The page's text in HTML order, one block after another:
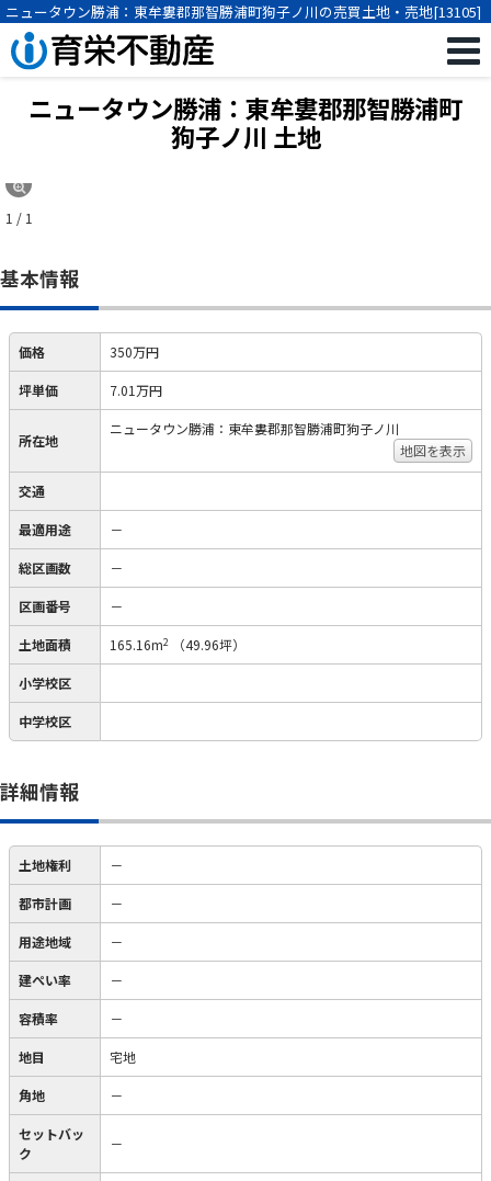
ニュータウン勝浦：東牟婁郡那智勝浦町狗子ノ川の売買土地・売地[13105]
ニュータウン勝浦：東牟婁郡那智勝浦町
狗子ノ川 土地
1 / 1
基本情報
価格 350万円
坪単価 7.01万円
所在地
ニュータウン勝浦：東牟婁郡那智勝浦町狗子ノ川
地図を表示
交通
最適用途 －
総区画数 －
区画番号 －
土地面積 165.16m2 （49.96坪）
小学校区
中学校区
詳細情報
土地権利 －
都市計画 －
用途地域 －
建ぺい率 －
容積率 －
地目 宅地
角地 －
セットバッ
ク
－